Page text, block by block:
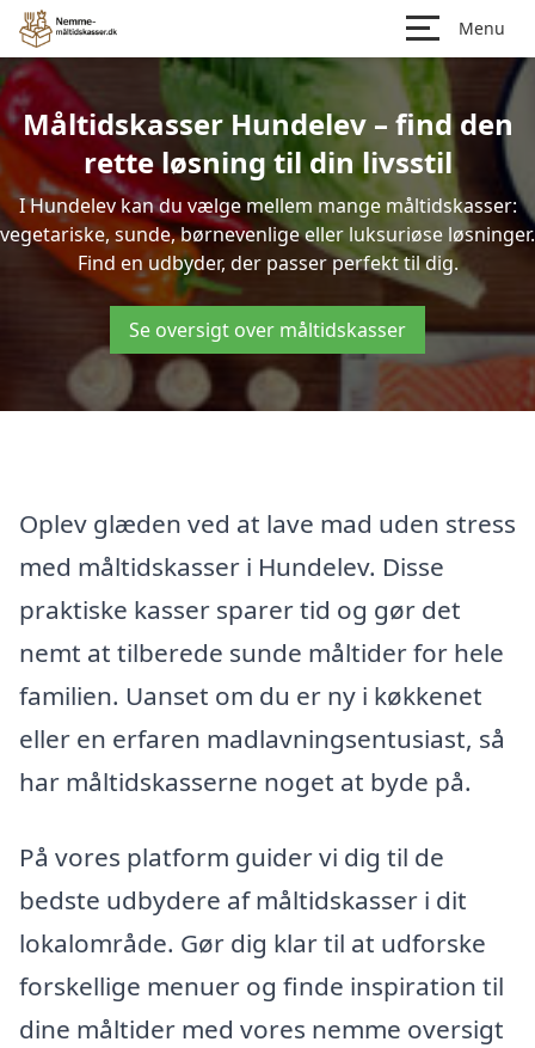
Menu
Måltidskasser Hundelev – find den
rette løsning til din livsstil
I Hundelev kan du vælge mellem mange måltidskasser:
vegetariske, sunde, børnevenlige eller luksuriøse løsninger.
Find en udbyder, der passer perfekt til dig.
Se oversigt over måltidskasser
Oplev glæden ved at lave mad uden stress
med måltidskasser i Hundelev. Disse
praktiske kasser sparer tid og gør det
nemt at tilberede sunde måltider for hele
familien. Uanset om du er ny i køkkenet
eller en erfaren madlavningsentusiast, så
har måltidskasserne noget at byde på.
På vores platform guider vi dig til de
bedste udbydere af måltidskasser i dit
lokalområde. Gør dig klar til at udforske
forskellige menuer og finde inspiration til
dine måltider med vores nemme oversigt